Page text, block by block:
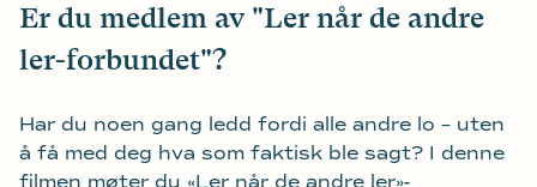
Er du medlem av "Ler når de andre
ler-forbundet"?
Har du noen gang ledd fordi alle andre lo – uten
å få med deg hva som faktisk ble sagt? I denne
filmen møter du «Ler når de andre ler»-